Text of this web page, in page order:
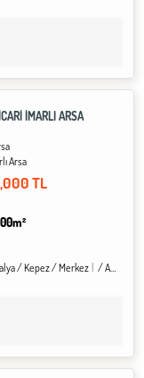
İMARLI ARSA
Arsa
TL
/ Kepez/ Merkez / Altınova Sinan Mah.